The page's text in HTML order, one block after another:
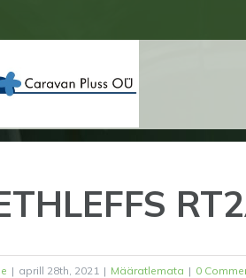
| aprill 28th, 2021 | Määratlemata | 0